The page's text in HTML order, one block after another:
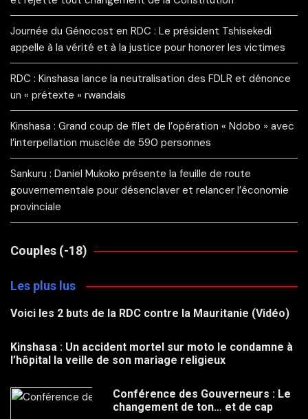
Journée du Génocost en RDC : Le président Tshisekedi
appelle à la vérité et à la justice pour honorer les victimes
RDC : Kinshasa lance la neutralisation des FDLR et dénonce
un « prétexte » rwandais
Kinshasa : Grand coup de filet de l’opération « Ndobo » avec
l’interpellation musclée de 590 personnes
Sankuru : Daniel Mukoko présente la feuille de route
gouvernementale pour désenclaver et relancer l’économie
provinciale
Couples (-18)
Les plus lus
Voici les 2 buts de la RDC contre la Mauritanie (Vidéo)
Kinshasa : Un accident mortel sur moto le condamne à
l’hôpital la veille de son mariage religieux
Conférence des Gouverneurs : Le
changement de ton… et de cap